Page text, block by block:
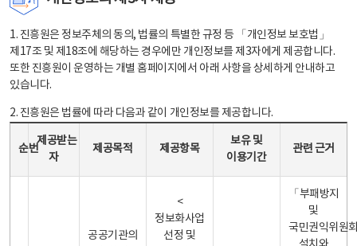
1. 진흥원은 정보주체의 동의, 법률의 특별한 규정 등 「개인정보 보호법」
제17조 및 제18조에 해당하는 경우에만 개인정보를 제3자에게 제공합니다.
또한 진흥원이 운영하는 개별 홈페이지에서 아래 사항을 상세하게 안내하고
있습니다.
2. 진흥원은 법률에 따라 다음과 같이 개인정보를 제공합니다.
순번
제공받는
자
제공목적 제공항목
보유 및
이용기간
관련 근거
공공기관의
<
정보화사업
선정 및
「부패방지
및
국민권익위원